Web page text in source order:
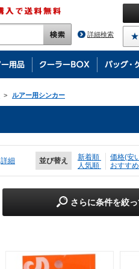
詳細検索
> ルアー用シンカー
詳細 並び替え 新着順 価格(安
人気順
おすす
さらに条件を絞